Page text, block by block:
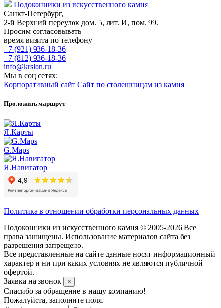
Подоконники из искусственного камня
Санкт-Петербург,
2-й Верхний переулок дом. 5, лит. И, пом. 99.
Просим согласовывать
время визита по телефону
+7 (921) 936-18-36
+7 (812) 936-18-36
info@krslon.ru
Мы в соц сетях:
Корпоративный сайт Сайт по столешницам из камня
Проложить маршрут
Я.Карты
G.Maps
Я.Навигатор
Политика в отношении обработки персональных данных
Подоконники из искусственного камня © 2005-2026 Все
права защищены. Использование материалов сайта без
разрешения запрещено.
Все представленные на сайте данные носят информационный
характер и ни при каких условиях не являются публичной
офертой.
Заявка на звонок
×
Спасибо за обращение в нашу компанию!
Пожалуйста, заполните поля.